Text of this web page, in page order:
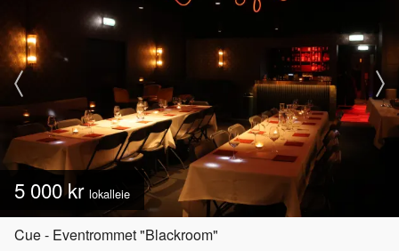
5 000 kr lokalleie
Cue - Eventrommet "Blackroom"